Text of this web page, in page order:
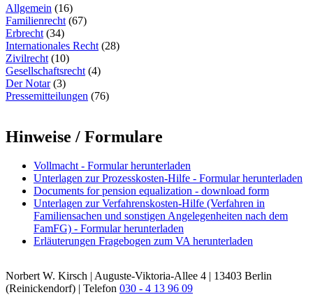
Allgemein (16)
Familienrecht (67)
Erbrecht (34)
Internationales Recht (28)
Zivilrecht (10)
Gesellschaftsrecht (4)
Der Notar(3)
Pressemitteilungen (76)
Hinweise / Formulare
Vollmacht - Formular herunterladen
Unterlagen zur Prozesskosten-Hilfe - Formular herunterladen
Documents for pension equalization - download form
Unterlagen zur Verfahrenskosten-Hilfe (Verfahren in
Familiensachen und sonstigen Angelegenheiten nach dem
FamFG) - Formular herunterladen
Erläuterungen Fragebogen zum VA herunterladen
Norbert W. Kirsch | Auguste-Viktoria-Allee 4 | 13403 Berlin
(Reinickendorf) | Telefon 030 - 4 13 96 09